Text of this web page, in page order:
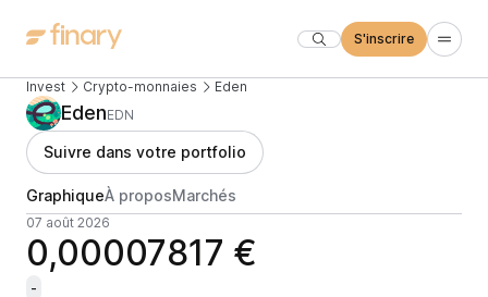
S'inscrire
Invest Crypto-monnaies Eden
EdenEDN
Suivre dans votre portfolio
GraphiqueÀ proposMarchés
07 août 2026
0,00007817 €
-